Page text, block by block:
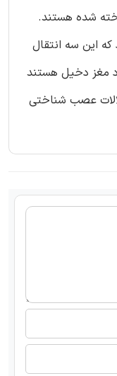
شده هستند.
که این سه انتقال
مغز دخیل هستند
عصب شناختی